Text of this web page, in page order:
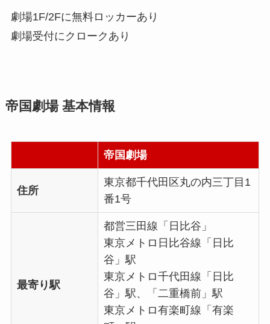
劇場1F/2Fに無料ロッカーあり
劇場受付にクロークあり
帝国劇場 基本情報
帝国劇場
住所
東京都千代田区丸の内三丁目1
番1号
最寄り駅
都営三田線「日比谷」
東京メトロ日比谷線「日比
谷」駅
東京メトロ千代田線「日比
谷」駅、「二重橋前」駅
東京メトロ有楽町線「有楽